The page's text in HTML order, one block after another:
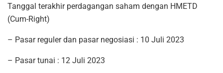
Tanggal terakhir perdagangan saham dengan HMETD
(Cum-Right)
– Pasar reguler dan pasar negosiasi : 10 Juli 2023
– Pasar tunai : 12 Juli 2023